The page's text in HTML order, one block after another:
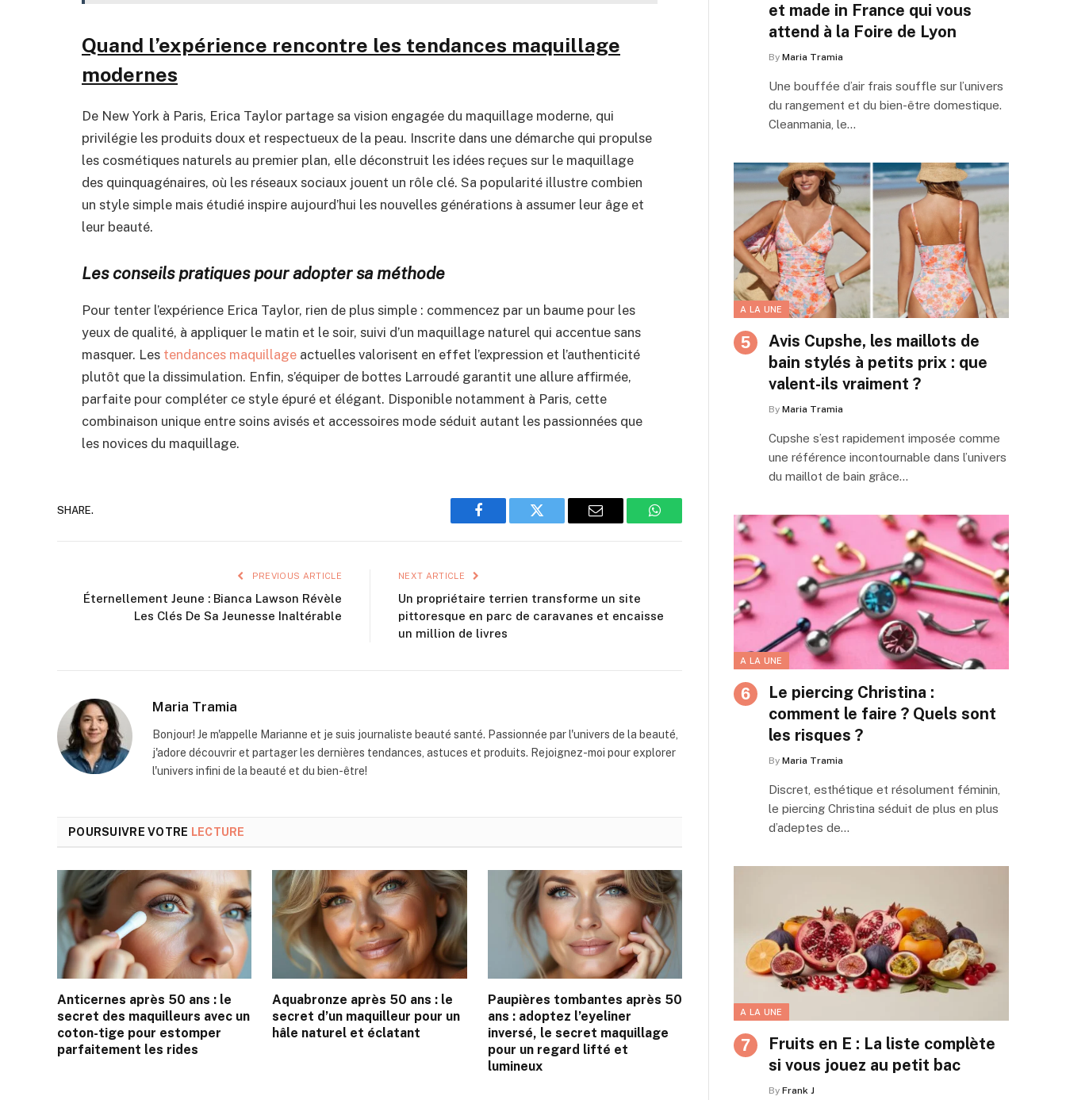
Quand l’expérience rencontre les tendances maquillage
modernes
De New York à Paris, Erica Taylor partage sa vision engagée du maquillage moderne, qui
privilégie les produits doux et respectueux de la peau. Inscrite dans une démarche qui propulse
les cosmétiques naturels au premier plan, elle déconstruit les idées reçues sur le maquillage
des quinquagénaires, où les réseaux sociaux jouent un rôle clé. Sa popularité illustre combien
un style simple mais étudié inspire aujourd’hui les nouvelles générations à assumer leur âge et
leur beauté.
Les conseils pratiques pour adopter sa méthode
Pour tenter l’expérience Erica Taylor, rien de plus simple : commencez par un baume pour les
yeux de qualité, à appliquer le matin et le soir, suivi d’un maquillage naturel qui accentue sans
masquer. Les tendances maquillage actuelles valorisent en effet l’expression et l’authenticité
plutôt que la dissimulation. Enfin, s’équiper de bottes Larroudé garantit une allure affirmée,
parfaite pour compléter ce style épuré et élégant. Disponible notamment à Paris, cette
combinaison unique entre soins avisés et accessoires mode séduit autant les passionnées que
les novices du maquillage.
SHARE.
Facebook Twitter Email WhatsApp
PREVIOUS ARTICLE
Éternellement Jeune : Bianca Lawson Révèle
Les Clés De Sa Jeunesse Inaltérable
NEXT ARTICLE
Un propriétaire terrien transforme un site
pittoresque en parc de caravanes et encaisse
un million de livres
Maria Tramia
Bonjour! Je m'appelle Marianne et je suis journaliste beauté santé. Passionnée par l'univers de la beauté,
j'adore découvrir et partager les dernières tendances, astuces et produits. Rejoignez-moi pour explorer
l'univers infini de la beauté et du bien-être!
POURSUIVRE VOTRE LECTURE
Anticernes après 50 ans : le
secret des maquilleurs avec un
coton-tige pour estomper
parfaitement les rides
Aquabronze après 50 ans : le
secret d’un maquilleur pour un
hâle naturel et éclatant
Paupières tombantes après 50
ans : adoptez l’eyeliner
inversé, le secret maquillage
pour un regard lifté et
lumineux
et made in France qui vous
attend à la Foire de Lyon
By Maria Tramia
Une bouffée d’air frais souffle sur l’univers
du rangement et du bien-être domestique.
Cleanmania, le…
A LA UNE
Avis Cupshe, les maillots de
bain stylés à petits prix : que
valent-ils vraiment ?
By Maria Tramia
Cupshe s’est rapidement imposée comme
une référence incontournable dans l’univers
du maillot de bain grâce…
A LA UNE
Le piercing Christina :
comment le faire ? Quels sont
les risques ?
By Maria Tramia
Discret, esthétique et résolument féminin,
le piercing Christina séduit de plus en plus
d’adeptes de…
A LA UNE
Fruits en E : La liste complète
si vous jouez au petit bac
By Frank J